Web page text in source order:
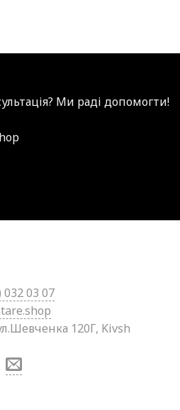
Ми раді допомогти!
032 03 07
120Г, Kivsh